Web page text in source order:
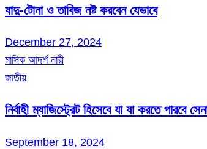
যাদু-টোনা ও তাবিজ নষ্ট করবেন যেভাবে
December 27, 2024
মাসিক আদর্শ নারী
জাতীয়
নির্বাহী ম্যাজিস্ট্রেট হিসেবে যা যা করতে পারবে
September 18, 2024